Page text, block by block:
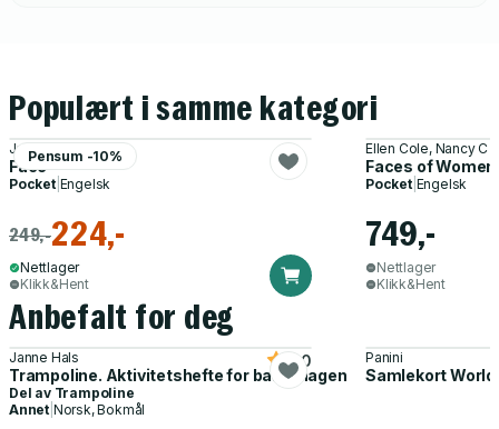
Populært i samme kategori
Pensum -10%
Justine Bateman
Face
Pocket| Engelsk
249,-224,-
Nettlager
Klikk&Hent
Ellen Cole, Nancy C
Faces of
Pocket| Engelsk
749,-
Nettlager
Klikk&Hent
Anbefalt for deg
Janne Hals
Trampoline. Aktivitetshefte for barnehagen
5.0
Del av Trampoline
Annet Norsk, Bokmål
Panini
Samlekort